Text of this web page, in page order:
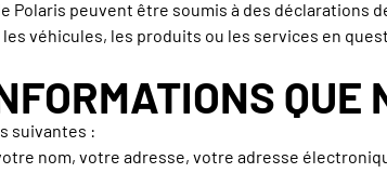
Polaris peuvent être soumis à des
véhicules, les produits ou les services en
QUE
suivantes :
nom, votre adresse, votre adresse